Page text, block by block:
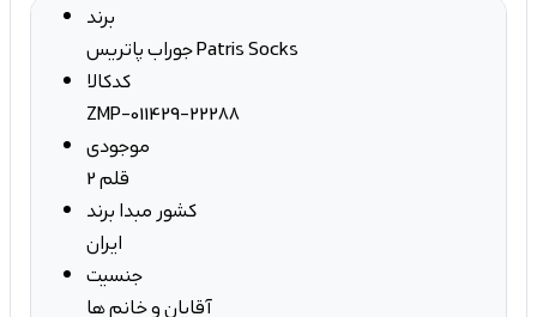
برند
جوراب پاتریس Patris Socks
کدکالا
ZMP-011429-22288
موجودی
2 قلم
کشور مبدا برند
ایران
جنسیت
آقایان و خانم ها